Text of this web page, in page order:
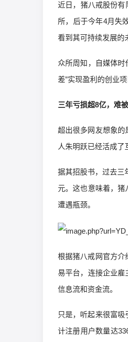
近日，猪八戒股份有
所，后于今年4月失
看到其可持续发展的
众所周知，自媒体时
差”实现盈利的创业
三年亏损超8亿，难
超出很多网友想象的
人朱明跃已经活成了
据其招股书，过去三
元。这也意味着，猪
遭遇瓶颈。
根据猪八戒网官方介
易平台，连接企业雇
信息流和资金流。
只是，听起来很富
计注册用户数量达